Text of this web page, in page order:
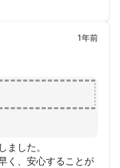
1年前
ました。
く、安心することが